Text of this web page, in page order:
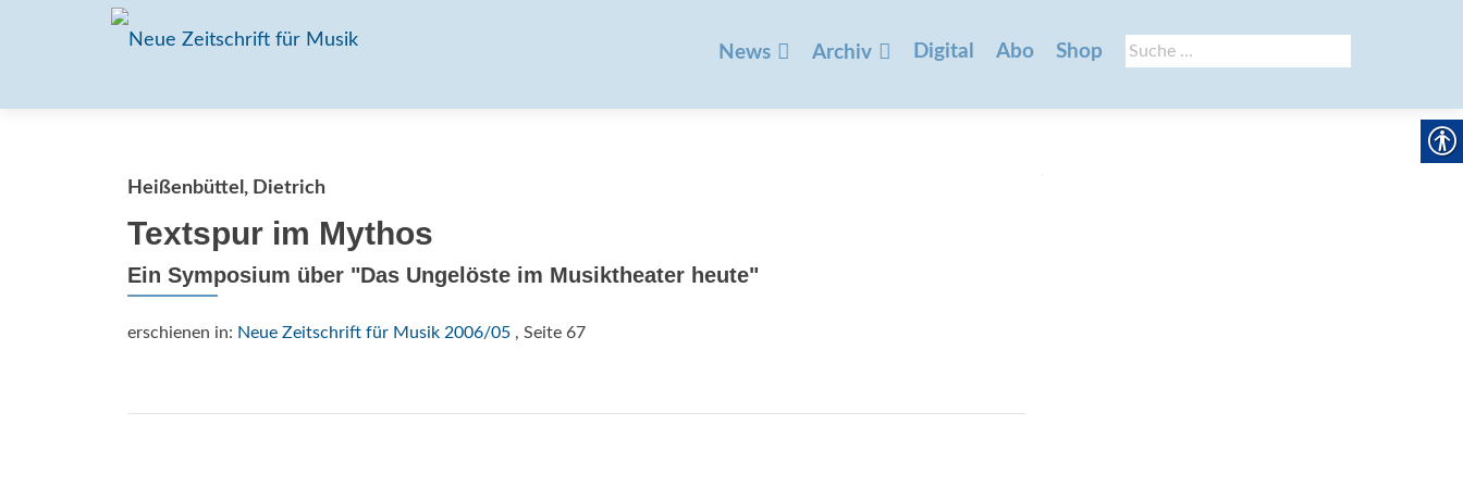
Suche
nach:
springen
News Archiv Digital Abo Shop
Heißenbüttel, Dietrich
Textspur im Mythos
Ein Symposium über "Das Ungelöste im Musiktheater heute"
erschienen in: Neue Zeitschrift für Musik 2006/05 , Seite 67